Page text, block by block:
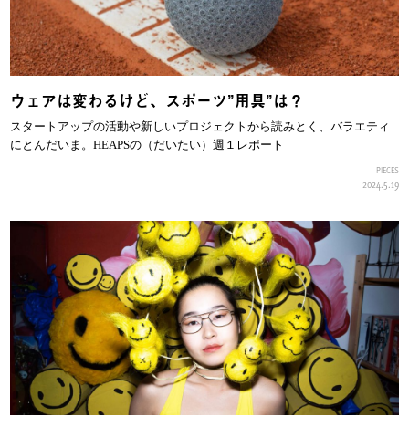
ウェアは変わるけど、スポーツ”用具”は？
スタートアップの活動や新しいプロジェクトから読みとく、バラエティ
にとんだいま。HEAPSの（だいたい）週１レポート
PIECES
2024.5.19